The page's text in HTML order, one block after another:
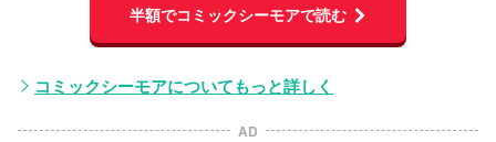
半額でコミックシーモアで読む
コミックシーモアについてもっと詳しく
AD